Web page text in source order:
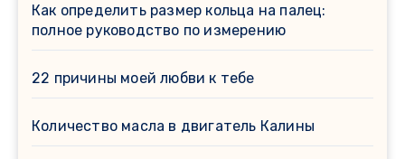
Как определить размер кольца на палец:
полное руководство по измерению
22 причины моей любви к тебе
Количество масла в двигатель Калины